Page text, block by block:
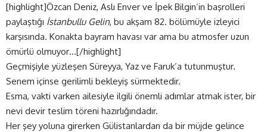
[highlight]Özcan Deniz, Aslı Enver ve İpek Bilgin’in başrolleri
paylaştığı İstanbullu Gelin, bu akşam 82. bölümüyle izleyici
karşısında. Konakta bayram havası var ama bu atmosfer uzun
ömürlü olmuyor…[/highlight]
Geçmişiyle yüzleşen Süreyya, Yaz ve Faruk’a tutunmuştur.
Senem içinse gerilimli bekleyiş sürmektedir.
Esma, vakti varken ailesiyle ilgili önemli adımlar atmak ister, bir
nevi devir teslim töreni hazırlığındadır.
Her şey yoluna girerken Gülistanlardan da bir müjde gelince